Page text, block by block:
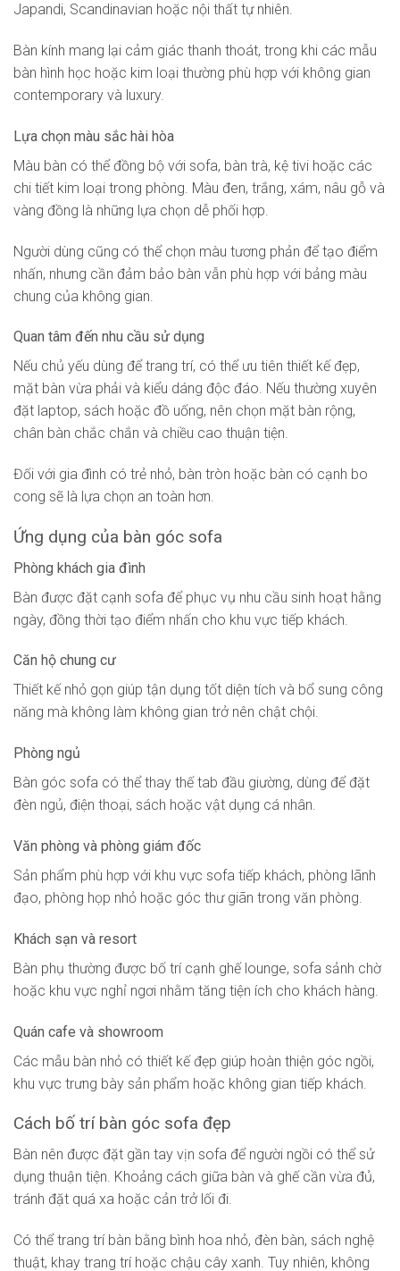
Japandi, Scandinavian hoặc nội thất tự nhiên.
Bàn kính mang lại cảm giác thanh thoát, trong khi các mẫu
bàn hình học hoặc kim loại thường phù hợp với không gian
contemporary và luxury.
Lựa chọn màu sắc hài hòa
Màu bàn có thể đồng bộ với sofa, bàn trà, kệ tivi hoặc các
chi tiết kim loại trong phòng. Màu đen, trắng, xám, nâu gỗ và
vàng đồng là những lựa chọn dễ phối hợp.
Người dùng cũng có thể chọn màu tương phản để tạo điểm
nhấn, nhưng cần đảm bảo bàn vẫn phù hợp với bảng màu
chung của không gian.
Quan tâm đến nhu cầu sử dụng
Nếu chủ yếu dùng để trang trí, có thể ưu tiên thiết kế đẹp,
mặt bàn vừa phải và kiểu dáng độc đáo. Nếu thường xuyên
đặt laptop, sách hoặc đồ uống, nên chọn mặt bàn rộng,
chân bàn chắc chắn và chiều cao thuận tiện.
Đối với gia đình có trẻ nhỏ, bàn tròn hoặc bàn có cạnh bo
cong sẽ là lựa chọn an toàn hơn.
Ứng dụng của bàn góc sofa
Phòng khách gia đình
Bàn được đặt cạnh sofa để phục vụ nhu cầu sinh hoạt hằng
ngày, đồng thời tạo điểm nhấn cho khu vực tiếp khách.
Căn hộ chung cư
Thiết kế nhỏ gọn giúp tận dụng tốt diện tích và bổ sung công
năng mà không làm không gian trở nên chật chội.
Phòng ngủ
Bàn góc sofa có thể thay thế tab đầu giường, dùng để đặt
đèn ngủ, điện thoại, sách hoặc vật dụng cá nhân.
Văn phòng và phòng giám đốc
Sản phẩm phù hợp với khu vực sofa tiếp khách, phòng lãnh
đạo, phòng họp nhỏ hoặc góc thư giãn trong văn phòng.
Khách sạn và resort
Bàn phụ thường được bố trí cạnh ghế lounge, sofa sảnh chờ
hoặc khu vực nghỉ ngơi nhằm tăng tiện ích cho khách hàng.
Quán cafe và showroom
Các mẫu bàn nhỏ có thiết kế đẹp giúp hoàn thiện góc ngồi,
khu vực trưng bày sản phẩm hoặc không gian tiếp khách.
Cách bố trí bàn góc sofa đẹp
Bàn nên được đặt gần tay vịn sofa để người ngồi có thể sử
dụng thuận tiện. Khoảng cách giữa bàn và ghế cần vừa đủ,
tránh đặt quá xa hoặc cản trở lối đi.
Có thể trang trí bàn bằng bình hoa nhỏ, đèn bàn, sách nghệ
thuật, khay trang trí hoặc chậu cây xanh. Tuy nhiên, không